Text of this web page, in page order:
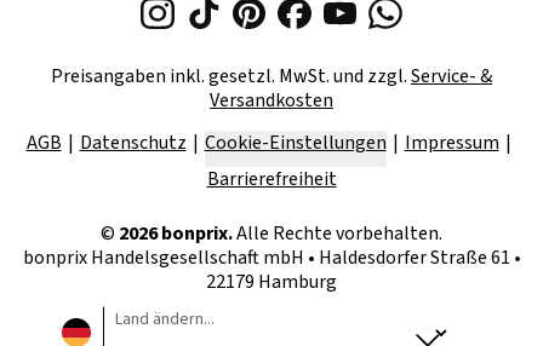
Preisangaben inkl. gesetzl. MwSt. und zzgl.Service- &
Versandkosten
AGB
Datenschutz Cookie-Einstellungen
Impressum
Barrierefreiheit
© 2026bonprix.Alle Rechte vorbehalten.
bonprix Handelsgesellschaft mbH • Haldesdorfer Straße 61 •
22179 Hamburg
Land ändern...